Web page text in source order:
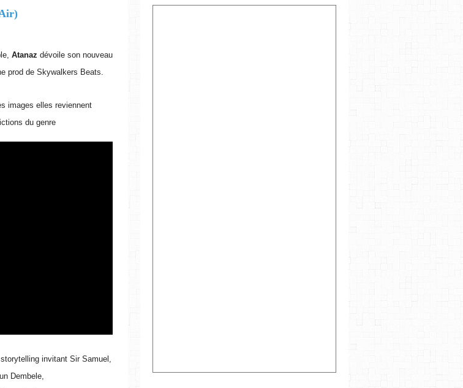
Atanaz dévoile son nouveau
prod de Skywalkers Beats.
images elles reviennent
du genre
invitant Sir Samuel,
Dembele,